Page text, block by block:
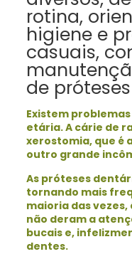
rotina,
higiene e
casuais,
de
Existem
etária. A cárie de
xerostomia, que é
outro grande
As próteses
tornando mais
maioria das vezes,
não deram a
bucais e,
dentes.